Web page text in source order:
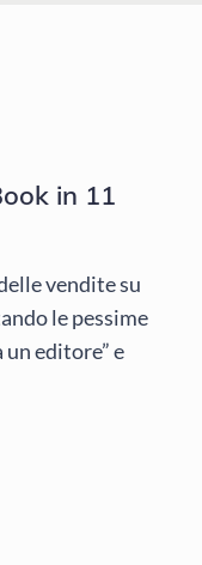
in 11
vendite su
le pessime
editore” e